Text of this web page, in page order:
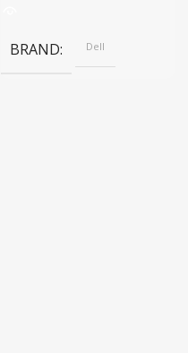
BRAND Dell